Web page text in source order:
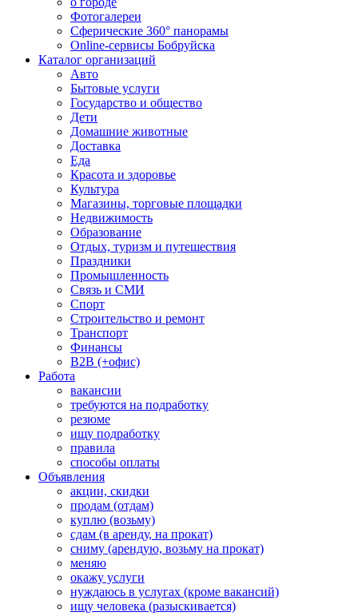
Фотогалереи
Сферические 360° панорамы
Online-сервисы Бобруйска
Каталог организаций
Авто
Бытовые услуги
Государство и общество
Дети
Домашние животные
Доставка
Еда
Красота и здоровье
Культура
Магазины, торговые площадки
Недвижимость
Образование
Отдых, туризм и путешествия
Праздники
Промышленность
Связь и СМИ
Спорт
Строительство и ремонт
Транспорт
Финансы
B2B (+офис)
Работа
вакансии
требуются на подработку
резюме
ищу подработку
правила
способы оплаты
Объявления
акции, скидки
продам (отдам)
куплю (возьму)
сдам (в аренду, на прокат)
сниму (арендую, возьму на прокат)
меняю
окажу услуги
нуждаюсь в услугах (кроме вакансий)
ищу человека (разыскивается)